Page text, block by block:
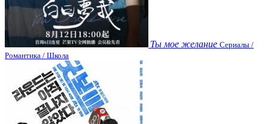
Ты мое желание Сериалы /
Романтика / Школа